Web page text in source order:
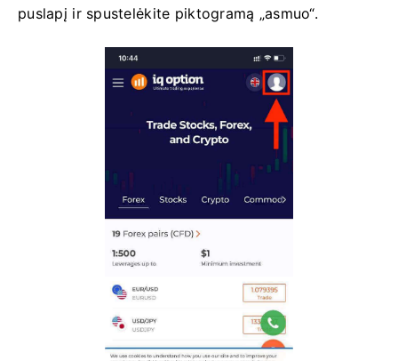
puslapį ir spustelėkite piktogramą „asmuo“.